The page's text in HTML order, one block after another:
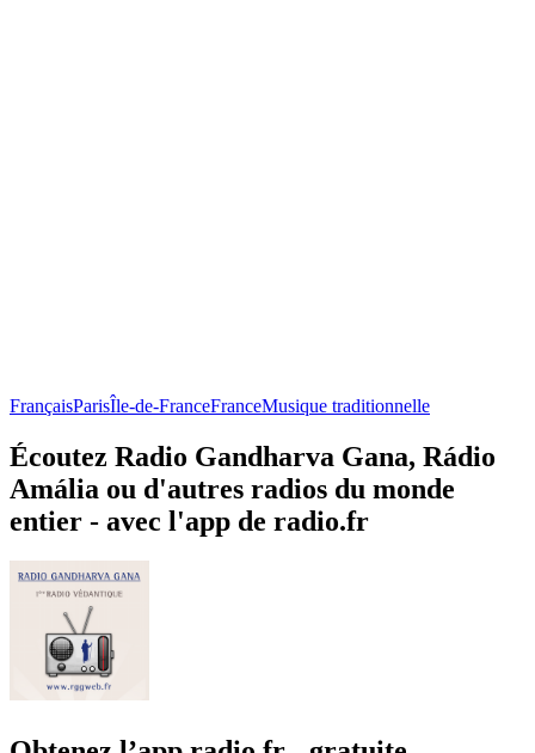
FrançaisParisÎle-de-FranceFranceMusique traditionnelle
Écoutez Radio Gandharva Gana, Rádio
Amália ou d'autres radios du monde
entier - avec l'app de radio.fr